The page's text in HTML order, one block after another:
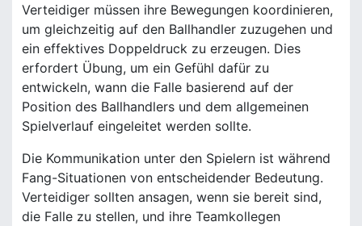
Verteidiger müssen ihre Bewegungen koordinieren,
um gleichzeitig auf den Ballhandler zuzugehen und
ein effektives Doppeldruck zu erzeugen. Dies
erfordert Übung, um ein Gefühl dafür zu
entwickeln, wann die Falle basierend auf der
Position des Ballhandlers und dem allgemeinen
Spielverlauf eingeleitet werden sollte.
Die Kommunikation unter den Spielern ist während
Fang-Situationen von entscheidender Bedeutung.
Verteidiger sollten ansagen, wenn sie bereit sind,
die Falle zu stellen, und ihre Teamkollegen